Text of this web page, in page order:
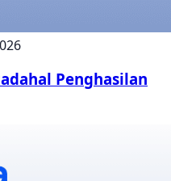
Penghasilan